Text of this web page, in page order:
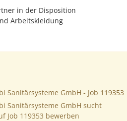
in der Disposition
Arbeitskleidung
GmbH - Job 119353
Sanitärsysteme GmbH sucht
Job 119353 bewerben